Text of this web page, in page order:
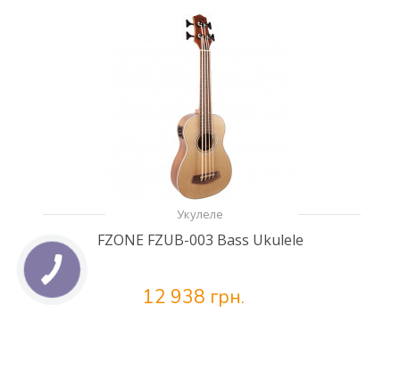
Укулеле
FZONE FZUB-003 Bass Ukulele
12 938 грн.